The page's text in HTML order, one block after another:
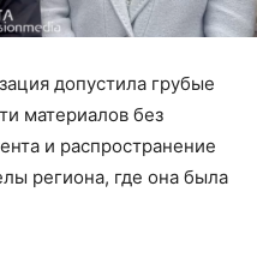
допустила грубые
материалов без
и распространение
региона, где она была